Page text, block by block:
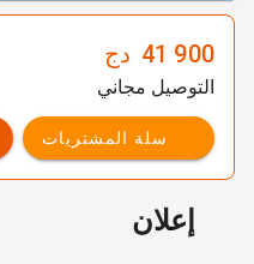
41 900 دج
التوصيل مجاني
سلة المشتريات
إعلان